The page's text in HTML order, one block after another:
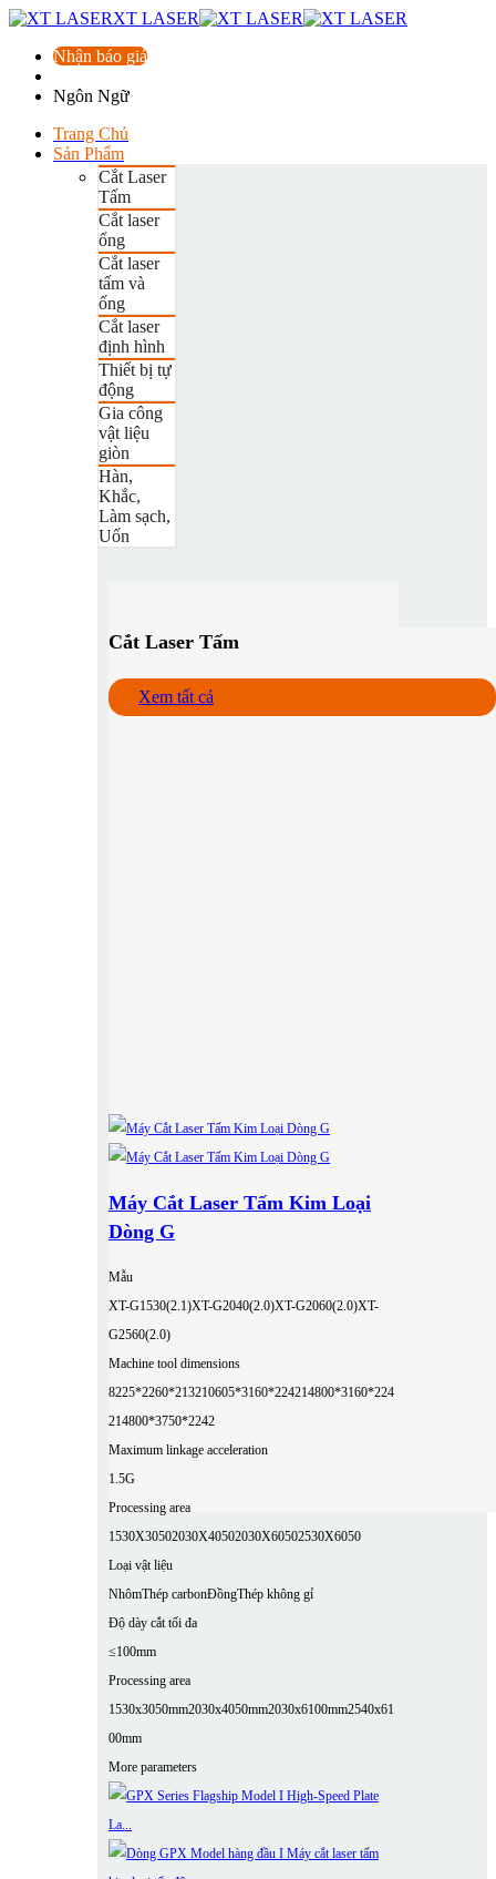
XT LASER
Nhận báo giá
Ngôn Ngữ
Trang Chủ
Sản Phẩm
Cắt Laser
Tấm
Cắt laser
ống
Cắt laser
tấm và
ống
Cắt laser
định hình
Thiết bị tự
động
Gia công
vật liệu
giòn
Hàn,
Khắc,
Làm sạch,
Uốn
Cắt Laser Tấm
Xem tất cả
Máy Cắt Laser Tấm Kim Loại
Dòng G
Mẫu
XT-G1530(2.1)XT-G2040(2.0)XT-G2060(2.0)XT-
G2560(2.0)
Machine tool dimensions
8225*2260*213210605*3160*224214800*3160*224
214800*3750*2242
Maximum linkage acceleration
1.5G
Processing area
1530X30502030X40502030X60502530X6050
Loại vật liệu
NhômThép carbonĐồngThép không gỉ
Độ dày cắt tối đa
≤100mm
Processing area
1530x3050mm2030x4050mm2030x6100mm2540x61
00mm
More parameters